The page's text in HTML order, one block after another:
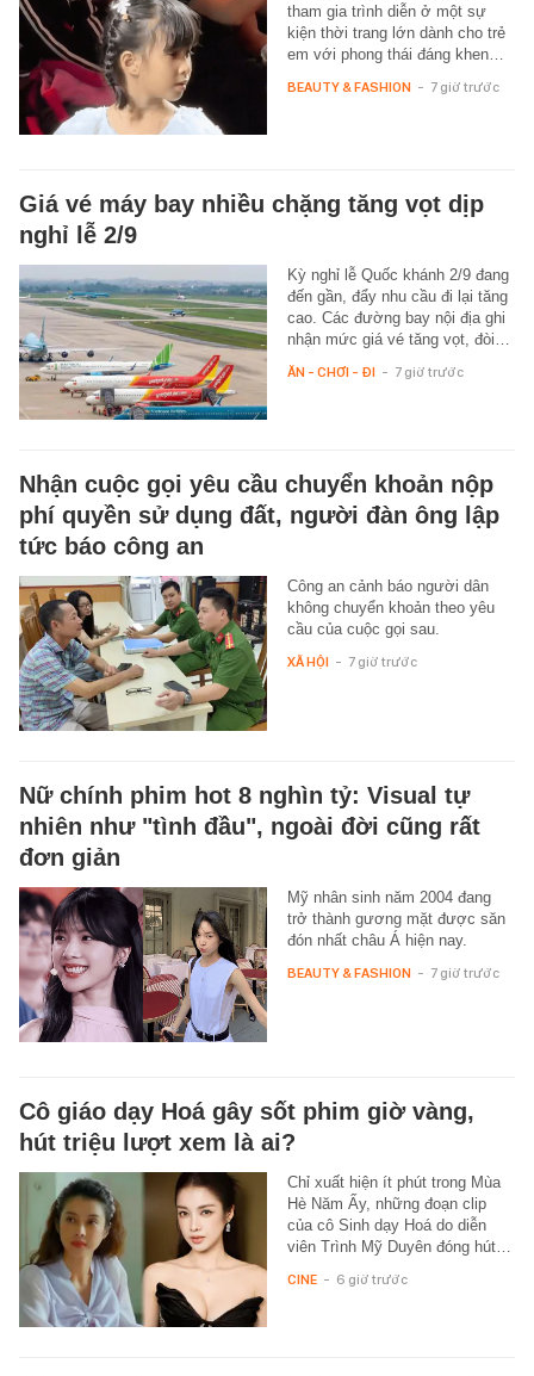
tham gia trình diễn ở một sự
kiện thời trang lớn dành cho trẻ
em với phong thái đáng khen…
BEAUTY & FASHION - 7 giờ trước
Giá vé máy bay nhiều chặng tăng vọt dịp
nghỉ lễ 2/9
Kỳ nghỉ lễ Quốc khánh 2/9 đang
đến gần, đẩy nhu cầu đi lại tăng
cao. Các đường bay nội địa ghi
nhận mức giá vé tăng vọt, đòi…
ĂN - CHƠI - ĐI - 7 giờ trước
Nhận cuộc gọi yêu cầu chuyển khoản nộp
phí quyền sử dụng đất, người đàn ông lập
tức báo công an
Công an cảnh báo người dân
không chuyển khoản theo yêu
cầu của cuộc gọi sau.
XÃ HỘI - 7 giờ trước
Nữ chính phim hot 8 nghìn tỷ: Visual tự
nhiên như "tình đầu", ngoài đời cũng rất
đơn giản
Mỹ nhân sinh năm 2004 đang
trở thành gương mặt được săn
đón nhất châu Á hiện nay.
BEAUTY & FASHION - 7 giờ trước
Cô giáo dạy Hoá gây sốt phim giờ vàng,
hút triệu lượt xem là ai?
Chỉ xuất hiện ít phút trong Mùa
Hè Năm Ấy, những đoạn clip
của cô Sinh dạy Hoá do diễn
viên Trình Mỹ Duyên đóng hút…
CINE - 6 giờ trước